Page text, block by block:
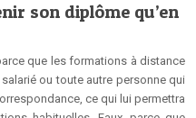
son diplôme qu’en
que les formations à distance
ou toute autre personne qui
ce qui lui permettra